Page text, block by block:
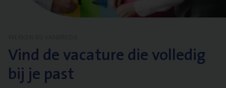
Vind de vacature die volledig
bij je past